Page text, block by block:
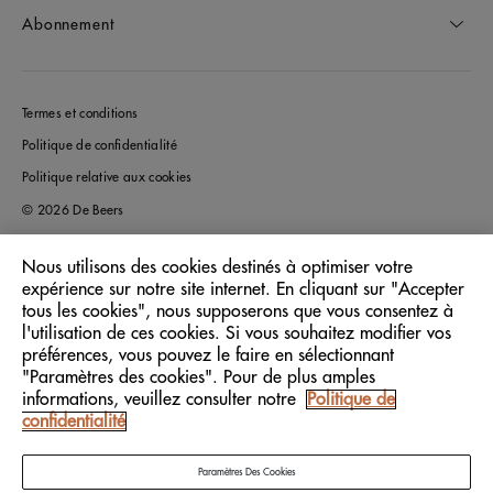
Abonnement
Termes et conditions
Politique de confidentialité
Politique relative aux cookies
© 2026 De Beers
Langue: Français
Nous utilisons des cookies destinés à optimiser votre
expérience sur notre site internet. En cliquant sur "Accepter
tous les cookies", nous supposerons que vous consentez à
l'utilisation de ces cookies. Si vous souhaitez modifier vos
préférences, vous pouvez le faire en sélectionnant
"Paramètres des cookies". Pour de plus amples
informations, veuillez consulter notre
Politique de
confidentialité
Paramètres Des Cookies